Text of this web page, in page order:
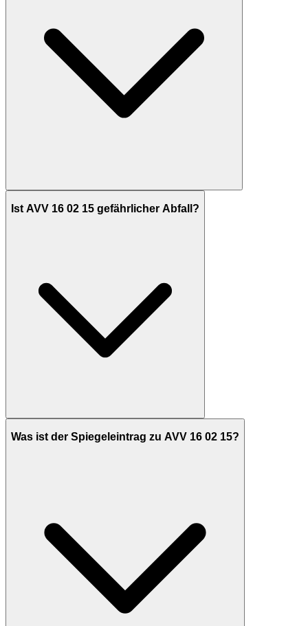
Ist AVV 16 02 15 gefährlicher Abfall?
Was ist der Spiegeleintrag zu AVV 16 02 15?